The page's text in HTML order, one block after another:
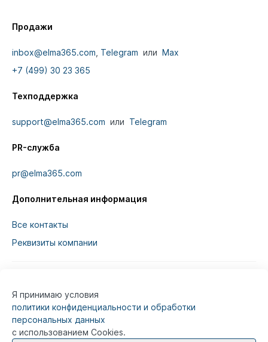
Продажи
inbox@elma365.com Telegram или Max
+7 (499) 30 23 365
Техподдержка
support@elma365.com или Telegram
PR-служба
pr@elma365.com
Дополнительная информация
Все контакты
Реквизиты компании
Информация на сайте предназначена для
предназначенной для публичного ознакомления
потребителей.
Я принимаю условия
политики конфиденциальности и обработки
персональных данных
с использованием Cookies.